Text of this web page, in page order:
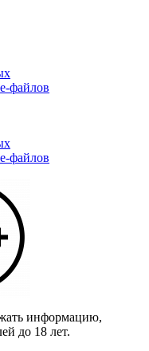
файлов
файлов
информацию,
до 18 лет.